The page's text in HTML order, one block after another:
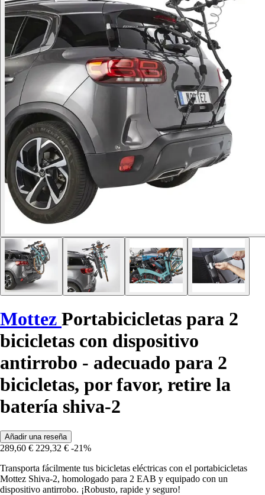
Mottez Portabicicletas para 2
bicicletas con dispositivo
antirrobo - adecuado para 2
bicicletas, por favor, retire la
batería shiva-2
Añadir una reseña
289,60 € 229,32 € -21%
Transporta fácilmente tus bicicletas eléctricas con el portabicicletas
Mottez Shiva-2, homologado para 2 EAB y equipado con un
dispositivo antirrobo. ¡Robusto, rapide y seguro!